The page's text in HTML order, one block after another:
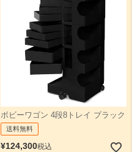
ボビーワゴン 4段8トレイ ブラック
送料無料
¥124,300税込